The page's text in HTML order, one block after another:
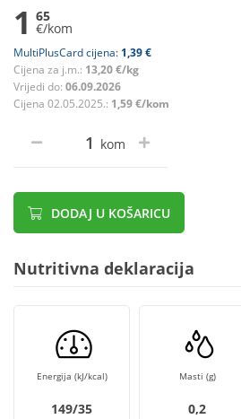
1 65
€/kom
MultiPlusCard cijena: 1,39 €
Cijena za j.m.: 13,20 €/kg
Vrijedi do: 06.09.2026
Cijena 02.05.2025.: 1,59 €/kom
kom
DODAJ U KOŠARICU
Nutritivna deklaracija
Energija (kJ/kcal)
149/35
Masti (g)
0,2